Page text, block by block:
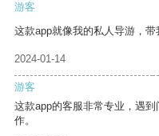
游客
这款app就像我的私人导游，带
2024-01-14
游客
这款app的客服非常专业，遇
作。